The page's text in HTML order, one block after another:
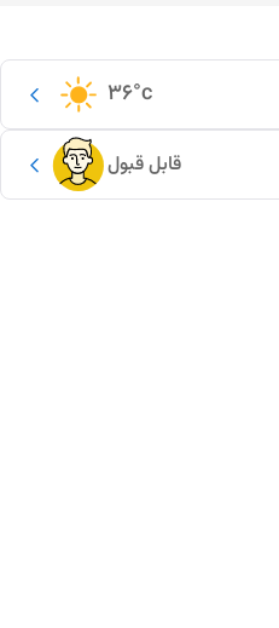
36°c
قابل قبول